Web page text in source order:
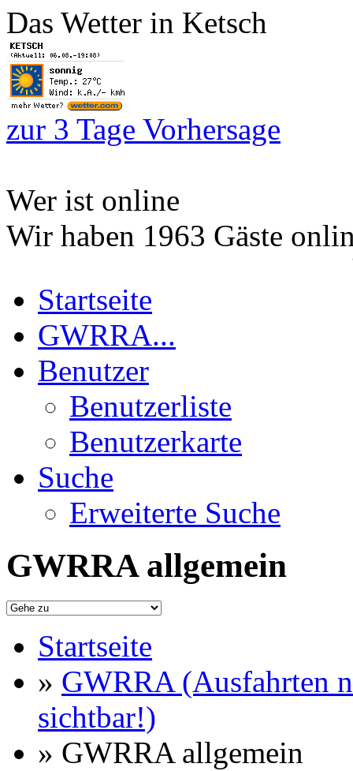
Das Wetter in Ketsch
zur 3 Tage Vorhersage
Wer ist online
Wir haben 1963 Gäste
Startseite
GWRRA...
Benutzer
Benutzerliste
Benutzerkarte
Suche
Erweiterte Suche
GWRRA allgemein
Startseite
» GWRRA (Ausfahrten
sichtbar!)
» GWRRA allgemein